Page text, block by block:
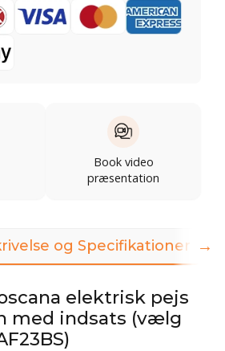
Book video
præsentation
og Specifikationer
elektrisk pejs
med indsats (vælg
→